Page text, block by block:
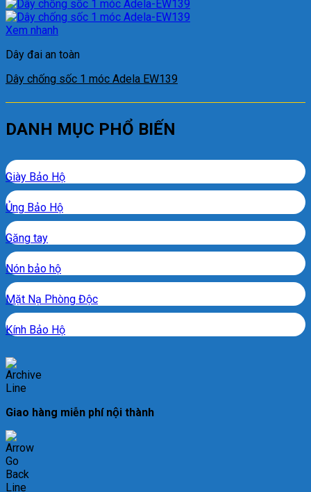
Xem nhanh
Dây đai an toàn
Dây chống sốc 1 móc Adela EW139
DANH MỤC PHỔ BIẾN
Giày Bảo Hộ
Ủng Bảo Hộ
Găng tay
Nón bảo hộ
Mặt Nạ Phòng Độc
Kính Bảo Hộ
Giao hàng miễn phí nội thành